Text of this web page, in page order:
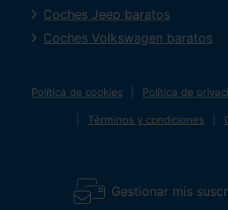
Coches Jeep baratos
Coches Volkswagen baratos
Política de cookies Política de
Términos y condiciones
Gestionar mis